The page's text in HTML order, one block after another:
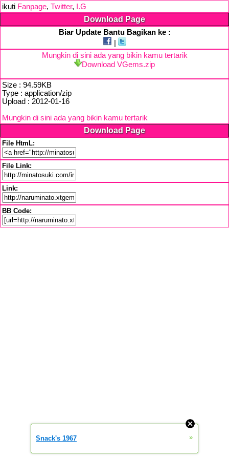
ikuti Fanpage, Twitter, I.G
Download Page
Biar Update Bantu Bagikan ke :
Mungkin di sini ada yang bikin kamu tertarik
Download VGems.zip
Size : 94.59KB
Type : application/zip
Upload : 2012-01-16
Mungkin di sini ada yang bikin kamu tertarik
Download Page
File HtmL:
File Link:
Link:
BB Code:
Snack's 1967 »